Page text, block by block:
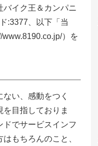
イク王＆カンパニ
:3377、以下「当
）を
い、感動をつく
目指しておりま
でサービスインフ
もちろんのこと、